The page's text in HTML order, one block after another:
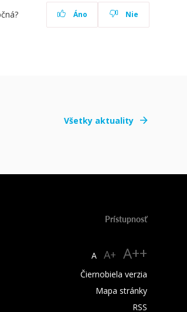
Áno Nie
Všetky aktuality
Prístupnosť
A A+ A++
Čiernobiela verzia
Mapa stránky
RSS